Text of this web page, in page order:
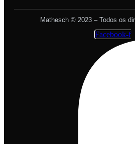
Mathesch © 2023 – Todos os
Facebook-f